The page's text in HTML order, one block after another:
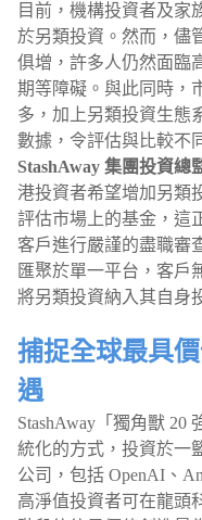
目前，機構投資者及家
於另類投資。然而，儘
俱增，許多人仍然面臨
期等障礙。與此同時，
多，加上另類投資生態
數據，令評估與比較不
StashAway 集團投資總
港投資者希望增加另類
評估市場上的基金，這
客戶進行嚴謹的盡職審
匯聚於單一平台，客戶
將另類投資納入其自身
捕捉全球最具
遇
StashAway「獨角獸 20
統化的方式，投資於一
公司，包括 OpenAI、
高淨值投資者可在龍頭